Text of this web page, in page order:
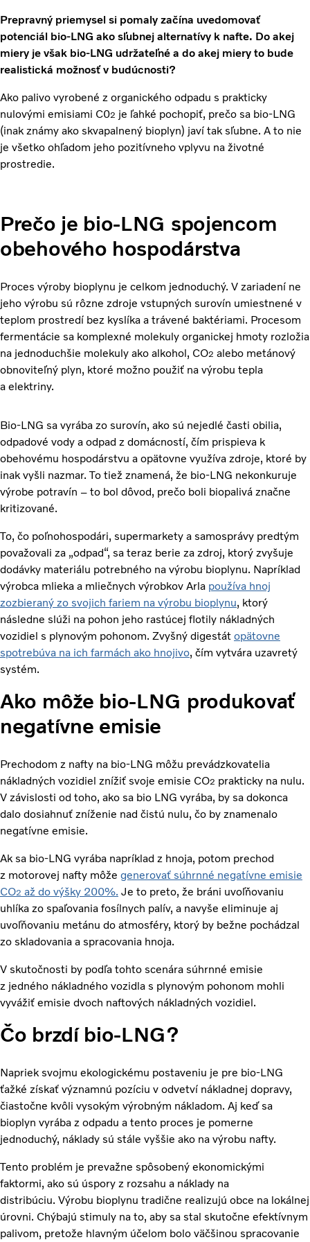
Prepravný priemysel si pomaly začína uvedomovať
potenciál bio-LNG ako sľubnej alternatívy k nafte. Do akej
miery je však bio-LNG udržateľné a do akej miery to bude
realistická možnosť v budúcnosti?
Ako palivo vyrobené z organického odpadu s prakticky
nulovými emisiami C02 je ľahké pochopiť, prečo sa bio-LNG
(inak známy ako skvapalnený bioplyn) javí tak sľubne. A to nie
je všetko ohľadom jeho pozitívneho vplyvu na životné
prostredie.
Prečo je bio-LNG spojencom
obehového hospodárstva
Proces výroby bioplynu je celkom jednoduchý. V zariadení ne
jeho výrobu sú rôzne zdroje vstupných surovín umiestnené v
teplom prostredí bez kyslíka a trávené baktériami. Procesom
fermentácie sa komplexné molekuly organickej hmoty rozložia
na jednoduchšie molekuly ako alkohol, CO2 alebo metánový
obnoviteľný plyn, ktoré možno použiť na výrobu tepla
a elektriny.
Bio-LNG sa vyrába zo surovín, ako sú nejedlé časti obilia,
odpadové vody a odpad z domácností, čím prispieva k
obehovému hospodárstvu a opätovne využíva zdroje, ktoré by
inak vyšli nazmar. To tiež znamená, že bio-LNG nekonkuruje
výrobe potravín – to bol dôvod, prečo boli biopalivá značne
kritizované.
To, čo poľnohospodári, supermarkety a samosprávy predtým
považovali za „odpad“, sa teraz berie za zdroj, ktorý zvyšuje
dodávky materiálu potrebného na výrobu bioplynu. Napríklad
výrobca mlieka a mliečnych výrobkov Arla používa hnoj
zozbieraný zo svojich fariem na výrobu bioplynu, ktorý
následne slúži na pohon jeho rastúcej flotily nákladných
vozidiel s plynovým pohonom. Zvyšný digestát opätovne
spotrebúva na ich farmách ako hnojivo, čím vytvára uzavretý
systém.
Ako môže bio-LNG produkovať
negatívne emisie
Prechodom z nafty na bio-LNG môžu prevádzkovatelia
nákladných vozidiel znížiť svoje emisie CO2 prakticky na nulu.
V závislosti od toho, ako sa bio LNG vyrába, by sa dokonca
dalo dosiahnuť zníženie nad čistú nulu, čo by znamenalo
negatívne emisie.
Ak sa bio-LNG vyrába napríklad z hnoja, potom prechod
z motorovej nafty môže generovať súhrnné negatívne emisie
CO2 až do výšky 200%. Je to preto, že bráni uvoľňovaniu
uhlíka zo spaľovania fosílnych palív, a navyše eliminuje aj
uvoľňovaniu metánu do atmosféry, ktorý by bežne pochádzal
zo skladovania a spracovania hnoja.
V skutočnosti by podľa tohto scenára súhrnné emisie
z jedného nákladného vozidla s plynovým pohonom mohli
vyvážiť emisie dvoch naftových nákladných vozidiel.
Čo brzdí bio-LNG?
Napriek svojmu ekologickému postaveniu je pre bio-LNG
ťažké získať významnú pozíciu v odvetví nákladnej dopravy,
čiastočne kvôli vysokým výrobným nákladom. Aj keď sa
bioplyn vyrába z odpadu a tento proces je pomerne
jednoduchý, náklady sú stále vyššie ako na výrobu nafty.
Tento problém je prevažne spôsobený ekonomickými
faktormi, ako sú úspory z rozsahu a náklady na
distribúciu. Výrobu bioplynu tradične realizujú obce na lokálnej
úrovni. Chýbajú stimuly na to, aby sa stal skutočne efektívnym
palivom, pretože hlavným účelom bolo väčšinou spracovanie